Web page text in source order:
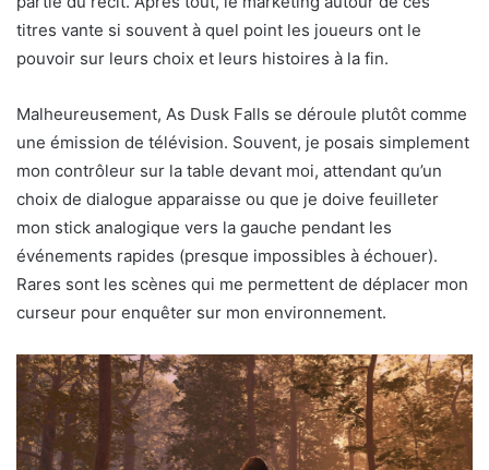
titres vante si souvent à quel point les joueurs ont le
pouvoir sur leurs choix et leurs histoires à la fin.
Malheureusement, As Dusk Falls se déroule plutôt comme
une émission de télévision. Souvent, je posais simplement
mon contrôleur sur la table devant moi, attendant qu’un
choix de dialogue apparaisse ou que je doive feuilleter
mon stick analogique vers la gauche pendant les
événements rapides (presque impossibles à échouer).
Rares sont les scènes qui me permettent de déplacer mon
curseur pour enquêter sur mon environnement.